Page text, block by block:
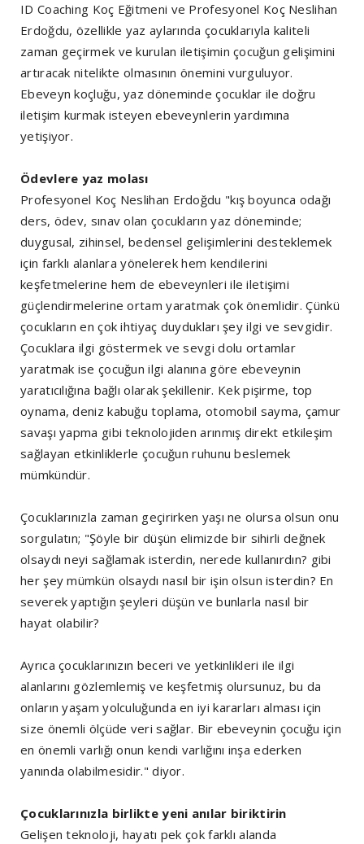
ID Coaching Koç Eğitmeni ve Profesyonel Koç Neslihan
Erdoğdu, özellikle yaz aylarında çocuklarıyla kaliteli
zaman geçirmek ve kurulan iletişimin çocuğun gelişimini
artıracak nitelikte olmasının önemini vurguluyor.
Ebeveyn koçluğu, yaz döneminde çocuklar ile doğru
iletişim kurmak isteyen ebeveynlerin yardımına
yetişiyor.
Ödevlere yaz molası
Profesyonel Koç Neslihan Erdoğdu "kış boyunca odağı
ders, ödev, sınav olan çocukların yaz döneminde;
duygusal, zihinsel, bedensel gelişimlerini desteklemek
için farklı alanlara yönelerek hem kendilerini
keşfetmelerine hem de ebeveynleri ile iletişimi
güçlendirmelerine ortam yaratmak çok önemlidir. Çünkü
çocukların en çok ihtiyaç duydukları şey ilgi ve sevgidir.
Çocuklara ilgi göstermek ve sevgi dolu ortamlar
yaratmak ise çocuğun ilgi alanına göre ebeveynin
yaratıcılığına bağlı olarak şekillenir. Kek pişirme, top
oynama, deniz kabuğu toplama, otomobil sayma, çamur
savaşı yapma gibi teknolojiden arınmış direkt etkileşim
sağlayan etkinliklerle çocuğun ruhunu beslemek
mümkündür.
Çocuklarınızla zaman geçirirken yaşı ne olursa olsun onu
sorgulatın; "Şöyle bir düşün elimizde bir sihirli değnek
olsaydı neyi sağlamak isterdin, nerede kullanırdın? gibi
her şey mümkün olsaydı nasıl bir işin olsun isterdin? En
severek yaptığın şeyleri düşün ve bunlarla nasıl bir
hayat olabilir?
Ayrıca çocuklarınızın beceri ve yetkinlikleri ile ilgi
alanlarını gözlemlemiş ve keşfetmiş olursunuz, bu da
onların yaşam yolculuğunda en iyi kararları alması için
size önemli ölçüde veri sağlar. Bir ebeveynin çocuğu için
en önemli varlığı onun kendi varlığını inşa ederken
yanında olabilmesidir." diyor.
Çocuklarınızla birlikte yeni anılar biriktirin
Gelişen teknoloji, hayatı pek çok farklı alanda